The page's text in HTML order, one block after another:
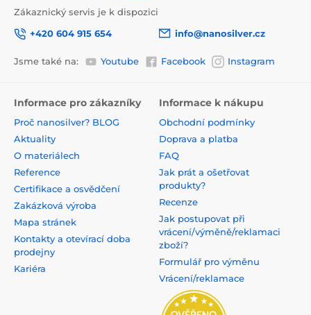
Zákaznický servis je k dispozici
+420 604 915 654
info@nanosilver.cz
Jsme také na: Youtube Facebook Instagram
Informace pro zákazníky
Proč nanosilver? BLOG
Aktuality
O materiálech
Reference
Certifikace a osvědčení
Zakázková výroba
Mapa stránek
Kontakty a otevírací doba
prodejny
Kariéra
Informace k nákupu
Obchodní podmínky
Doprava a platba
FAQ
Jak prát a ošetřovat
produkty?
Recenze
Jak postupovat při
vrácení/výměně/reklamaci
zboží?
Formulář pro výměnu
Vrácení/reklamace